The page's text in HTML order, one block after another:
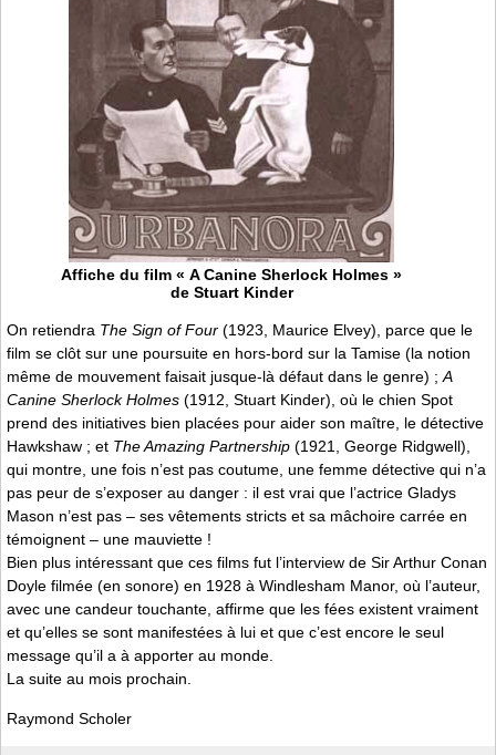
Affiche du film « A Canine Sherlock Holmes »
de Stuart Kinder
On retiendra The Sign of Four (1923, Maurice Elvey), parce que le
film se clôt sur une poursuite en hors-bord sur la Tamise (la notion
même de mouvement faisait jusque-là défaut dans le genre) ;A
Canine Sherlock Holmes (1912, Stuart Kinder), où le chien Spot
prend des initiatives bien placées pour aider son maître, le détective
Hawkshaw ; et The Amazing Partnership (1921, George Ridgwell),
qui montre, une fois n’est pas coutume, une femme détective qui n’a
pas peur de s’exposer au danger : il est vrai que l’actrice Gladys
Mason n’est pas – ses vêtements stricts et sa mâchoire carrée en
témoignent – une mauviette !
Bien plus intéressant que ces films fut l’interview de Sir Arthur Conan
Doyle filmée (en sonore) en 1928 à Windlesham Manor, où l’auteur,
avec une candeur touchante, affirme que les fées existent vraiment
et qu’elles se sont manifestées à lui et que c’est encore le seul
message qu’il a à apporter au monde.
La suite au mois prochain.
Raymond Scholer